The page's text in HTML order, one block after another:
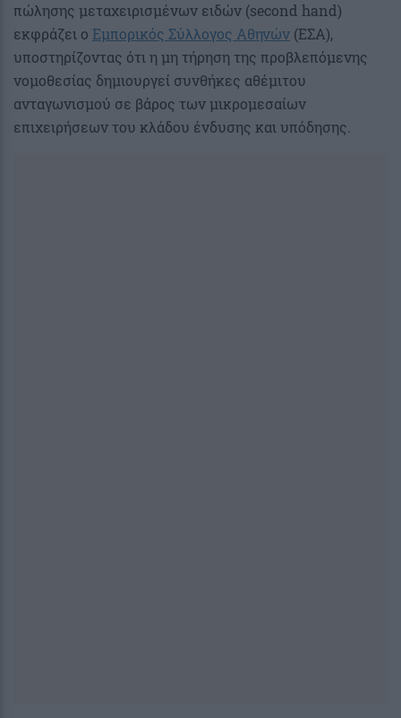
πώλησης μεταχειρισμένων ειδών (second hand)
εκφράζει ο Εμπορικός Σύλλογος Αθηνών (ΕΣΑ),
υποστηρίζοντας ότι η μη τήρηση της προβλεπόμενης
νομοθεσίας δημιουργεί συνθήκες αθέμιτου
ανταγωνισμού σε βάρος των μικρομεσαίων
επιχειρήσεων του κλάδου ένδυσης και υπόδησης.